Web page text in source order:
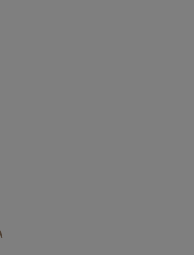
kobiet o różnym wzroście i
idealnego dopasowania
codzienne
stretch jest ich
włókna wzmacniają
palce oraz solidne